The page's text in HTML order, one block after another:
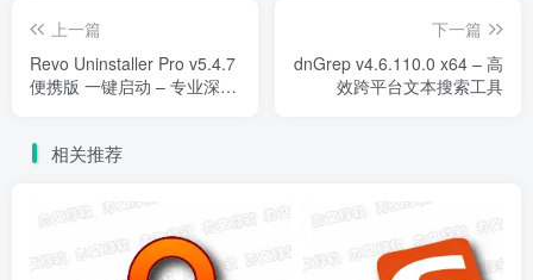
上一篇
Revo Uninstaller Pro v5.4.7
便携版 一键启动 – 专业深度
下一篇
dnGrep v4.6.110.0 x64 – 高
效跨平台文本搜索工具
相关推荐